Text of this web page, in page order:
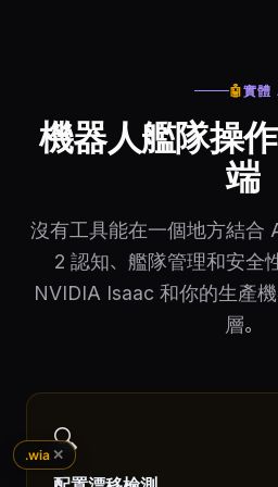
🤖實體
機器人艦隊操
端
沒有工具能在一個地方結合
2 認知、艦隊管理和安全
NVIDIA Isaac 和你的生產
層。
🔍
.wia ✕